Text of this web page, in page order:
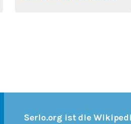
Serlo.org ist die